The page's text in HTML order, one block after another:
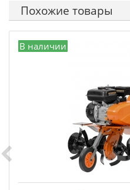
Похожие товары
В наличии